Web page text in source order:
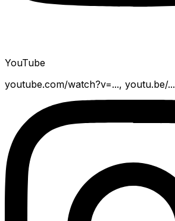
YouTube
youtube.com/watch?v=..., youtu.be/...